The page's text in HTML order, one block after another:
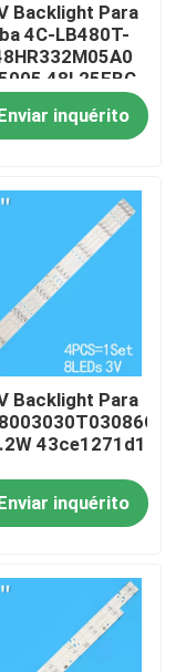
Backlight Para
4C-LB480T-
48L25EBC
48L2600C
inquérito
Backlight Para
43ce1271d1
inquérito